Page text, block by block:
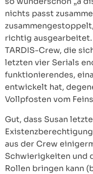
nichts passt
richtig
TARDIS-Crew, die
letzten vier Serials
funktionierendes,
entwickelt hat,
Vollpfosten vom
Gut, dass Susan
aus der Crew
Schwierigkeiten und
Rollen bringen kann